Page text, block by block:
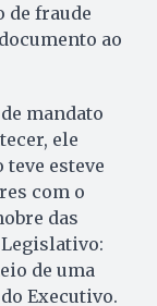
de fraude
ao
mandato
ele
esteve
com o
das
de uma
Executivo.